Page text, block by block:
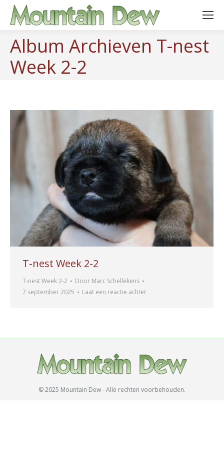
Album Archieven T-nest
Week 2-2
T-nest Week 2-2
T-nest Week 2-2 Door Marc Schellekens
7 september 2025
Laat een reactie achter
© 2025 Mountain Dew - Alle rechten voorbehouden.